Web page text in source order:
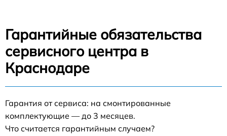
Гарантийные обязательства
сервисного центра в
Краснодаре
Гарантия от сервиса: на смонтированные
комплектующие — до 3 месяцев.
Что считается гарантийным случаем?